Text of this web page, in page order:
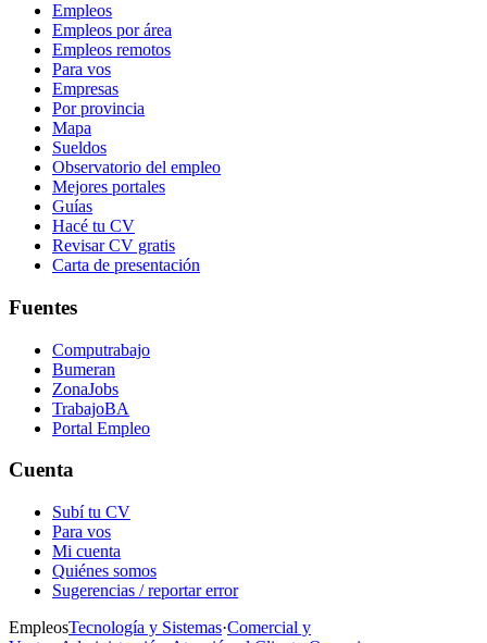
Empleos
Empleos por área
Empleos remotos
Para vos
Empresas
Por provincia
Mapa
Sueldos
Observatorio del empleo
Mejores portales
Guías
Hacé tu CV
Revisar CV gratis
Carta de presentación
Fuentes
Computrabajo
Bumeran
ZonaJobs
TrabajoBA
Portal Empleo
Cuenta
Subí tu CV
Para vos
Mi cuenta
Quiénes somos
Sugerencias / reportar error
EmpleosTecnología y Sistemas·Comercial y